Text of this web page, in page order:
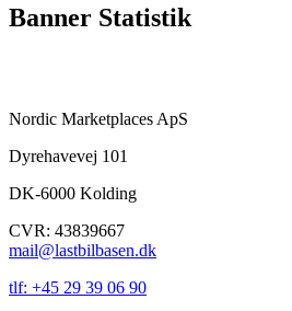
Banner Statistik
Nordic Marketplaces ApS
Dyrehavevej 101
DK-6000 Kolding
CVR: 43839667
mail@lastbilbasen.dk
tlf: +45 29 39 06 90